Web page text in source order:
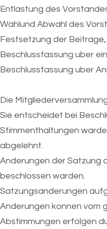
Entlastung des
Wahlund Abwahl des
Festsetzung der
Beschlussfassung uber
Beschlussfassung uber
Die
Sie entscheidet bei
Stimmenthaltungen
abgelehnt.
Anderungen der Satzung
beschlossen warden.
Satzungsanderungen
Anderungen konnen vom
Abstimmungen erfolgen